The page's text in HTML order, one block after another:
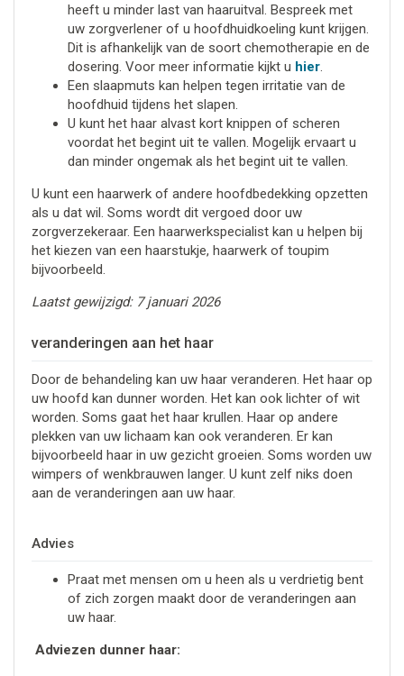
heeft u minder last van haaruitval. Bespreek met
uw zorgverlener of u hoofdhuidkoeling kunt krijgen.
Dit is afhankelijk van de soort chemotherapie en de
dosering. Voor meer informatie kijkt u hier.
Een slaapmuts kan helpen tegen irritatie van de
hoofdhuid tijdens het slapen.
U kunt het haar alvast kort knippen of scheren
voordat het begint uit te vallen. Mogelijk ervaart u
dan minder ongemak als het begint uit te vallen.
U kunt een haarwerk of andere hoofdbedekking opzetten
als u dat wil. Soms wordt dit vergoed door uw
zorgverzekeraar. Een haarwerkspecialist kan u helpen bij
het kiezen van een haarstukje, haarwerk of toupim
bijvoorbeeld.
Laatst gewijzigd: 7 januari 2026
veranderingen aan het haar
Door de behandeling kan uw haar veranderen. Het haar op
uw hoofd kan dunner worden. Het kan ook lichter of wit
worden. Soms gaat het haar krullen. Haar op andere
plekken van uw lichaam kan ook veranderen. Er kan
bijvoorbeeld haar in uw gezicht groeien. Soms worden uw
wimpers of wenkbrauwen langer. U kunt zelf niks doen
aan de veranderingen aan uw haar.
Advies
Praat met mensen om u heen als u verdrietig bent
of zich zorgen maakt door de veranderingen aan
uw haar.
Adviezen dunner haar: